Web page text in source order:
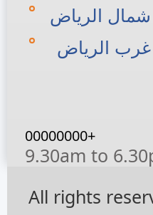
شمال الرياض
غرب الرياض
+00000000
9.30am to
All rights